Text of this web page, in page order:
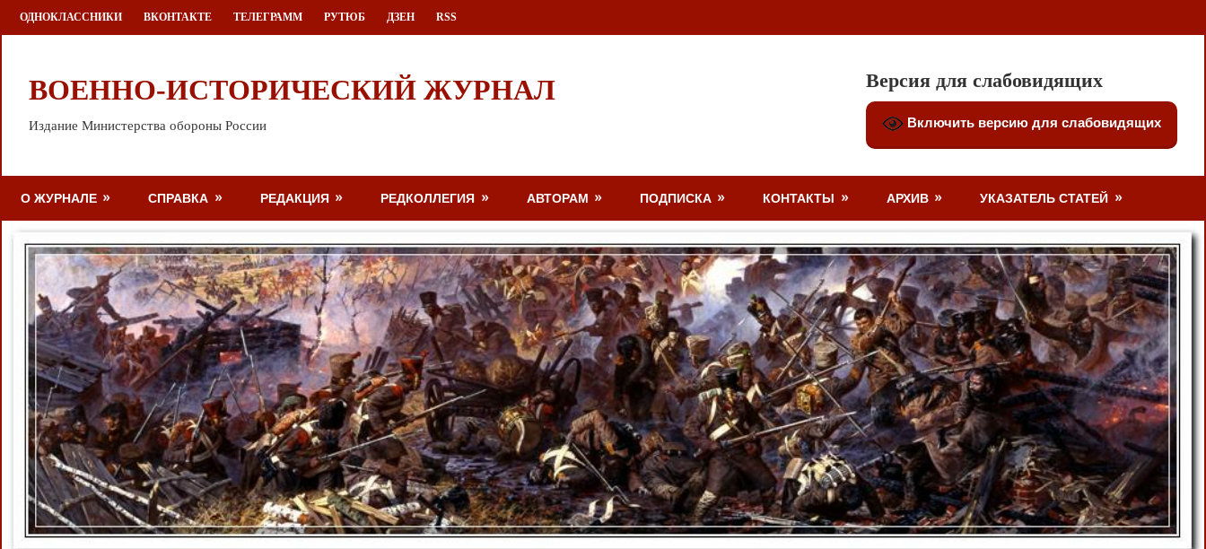
Перейти
к
ОДНОКЛАССНИКИ ВКОНТАКТЕ ТЕЛЕГРАММ РУТЮБ ДЗЕН RSS
ВОЕННО-ИСТОРИЧЕСКИЙ ЖУРНАЛ
Издание Министерства обороны России
Версия для слабовидящих
Включить версию для слабовидящих
О ЖУРНАЛЕ СПРАВКА РЕДАКЦИЯ РЕДКОЛЛЕГИЯ АВТОРАМ ПОДПИСКА КОНТАКТЫ АРХИВ УКАЗАТЕЛЬ СТАТЕЙ